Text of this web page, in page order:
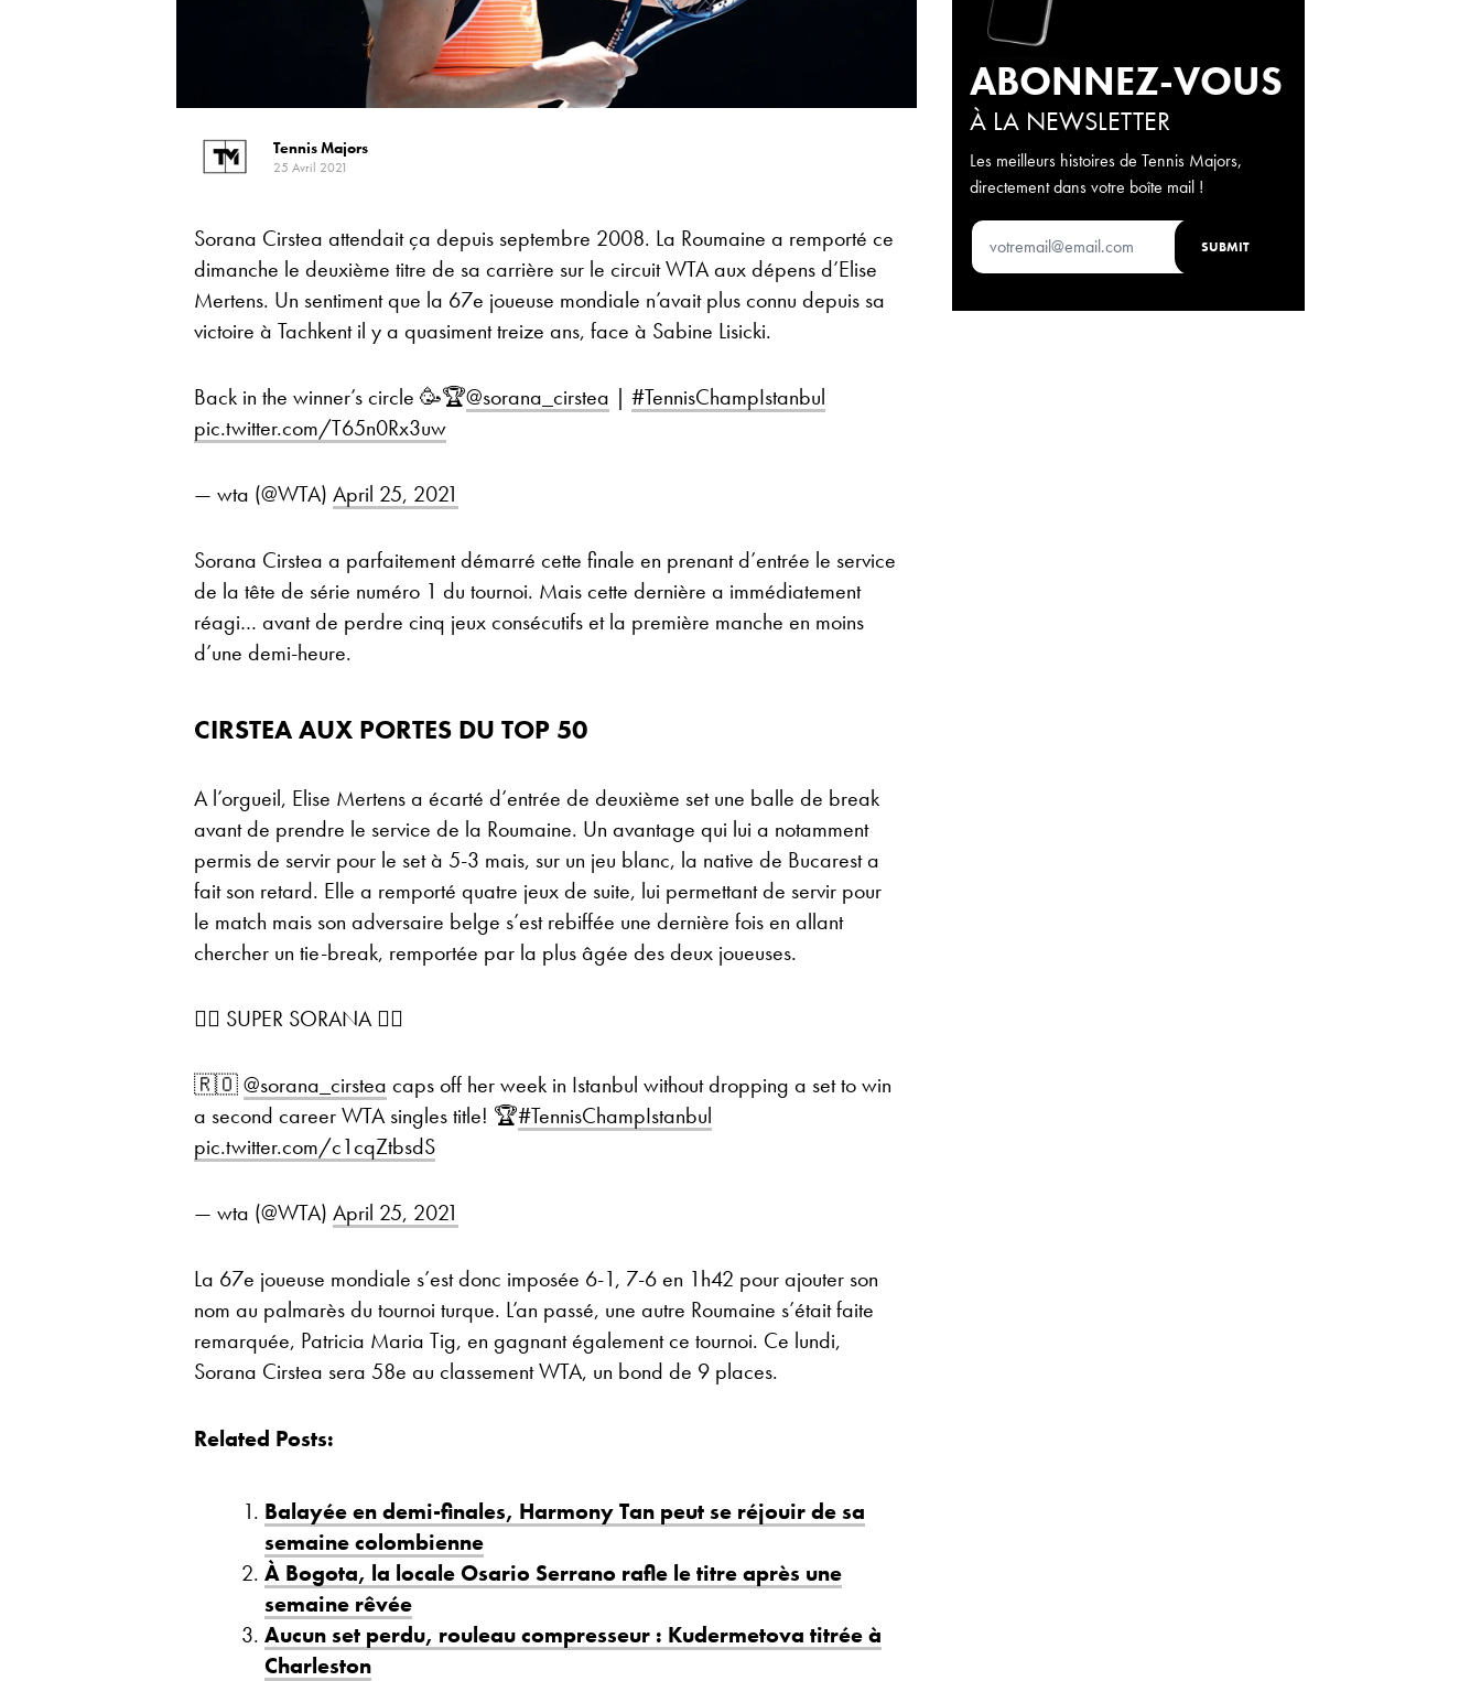
Tennis Majors
25 Avril 2021
Sorana Cirstea attendait ça depuis septembre 2008. La Roumaine a remporté ce
dimanche le deuxième titre de sa carrière sur le circuit WTA aux dépens d’Elise
Mertens. Un sentiment que la 67e joueuse mondiale n’avait plus connu depuis sa
victoire à Tachkent il y a quasiment treize ans, face à Sabine Lisicki.
Back in the winner’s circle 🥳🏆@sorana_cirstea | #TennisChampIstanbul
pic.twitter.com/T65n0Rx3uw
— wta (@WTA) April 25, 2021
Sorana Cirstea a parfaitement démarré cette finale en prenant d’entrée le service
de la tête de série numéro 1 du tournoi. Mais cette dernière a immédiatement
réagi… avant de perdre cinq jeux consécutifs et la première manche en moins
d’une demi-heure.
CIRSTEA AUX PORTES DU TOP 50
A l’orgueil, Elise Mertens a écarté d’entrée de deuxième set une balle de break
avant de prendre le service de la Roumaine. Un avantage qui lui a notamment
permis de servir pour le set à 5-3 mais, sur un jeu blanc, la native de Bucarest a
fait son retard. Elle a remporté quatre jeux de suite, lui permettant de servir pour
le match mais son adversaire belge s’est rebiffée une dernière fois en allant
chercher un tie-break, remportée par la plus âgée des deux joueuses.
🦸‍♀️ SUPER SORANA 🦸‍♀️
🇷🇴@sorana_cirstea caps off her week in Istanbul without dropping a set to win
a second career WTA singles title! 🏆#TennisChampIstanbul
pic.twitter.com/c1cqZtbsdS
— wta (@WTA) April 25, 2021
La 67e joueuse mondiale s’est donc imposée 6-1, 7-6 en 1h42 pour ajouter son
nom au palmarès du tournoi turque. L’an passé, une autre Roumaine s’était faite
remarquée, Patricia Maria Tig, en gagnant également ce tournoi. Ce lundi,
Sorana Cirstea sera 58e au classement WTA, un bond de 9 places.
Related Posts:
Balayée en demi-finales, Harmony Tan peut se réjouir de sa
semaine colombienne
À Bogota, la locale Osario Serrano rafle le titre après une
semaine rêvée
Aucun set perdu, rouleau compresseur : Kudermetova titrée à
Charleston
ABONNEZ-VOUS
À LA NEWSLETTER
Les meilleurs histoires de Tennis Majors,
directement dans votre boîte mail !